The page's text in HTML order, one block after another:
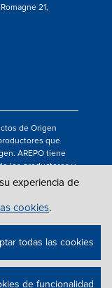
21,
de Origen
que
AREPO tiene
los productores y
se dedican a la
experiencia de
cookies.
todas las cookies
de funcionalidad